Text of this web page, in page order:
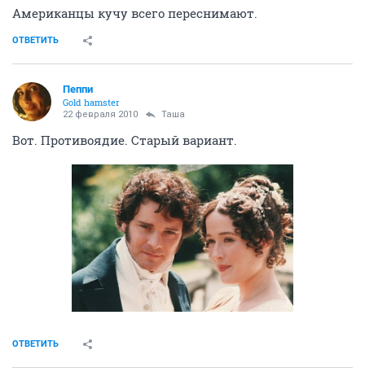
Американцы кучу всего переснимают.
ОТВЕТИТЬ
Пеппи
Gold hamster
22 февраля 2010 Таша
Вот. Противоядие. Старый вариант.
ОТВЕТИТЬ